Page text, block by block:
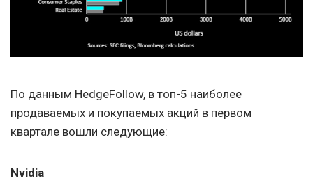
По данным HedgeFollow, в топ-5 наиболее
продаваемых и покупаемых акций в первом
квартале вошли следующие:
Nvidia